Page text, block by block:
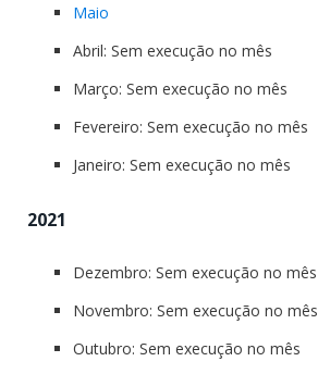
Maio
Abril: Sem execução no mês
Março: Sem execução no mês
Fevereiro: Sem execução no mês
Janeiro: Sem execução no mês
2021
Dezembro: Sem execução no mês
Novembro: Sem execução no mês
Outubro: Sem execução no mês